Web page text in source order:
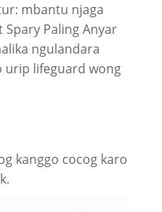
mbantu njaga
Spary Paling Anyar
ngulandara
urip lifeguard wong
kanggo cocog karo